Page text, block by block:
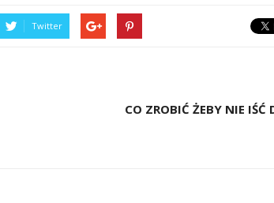
Twitter
CO ZROBIĆ ŻEBY NIE IŚĆ